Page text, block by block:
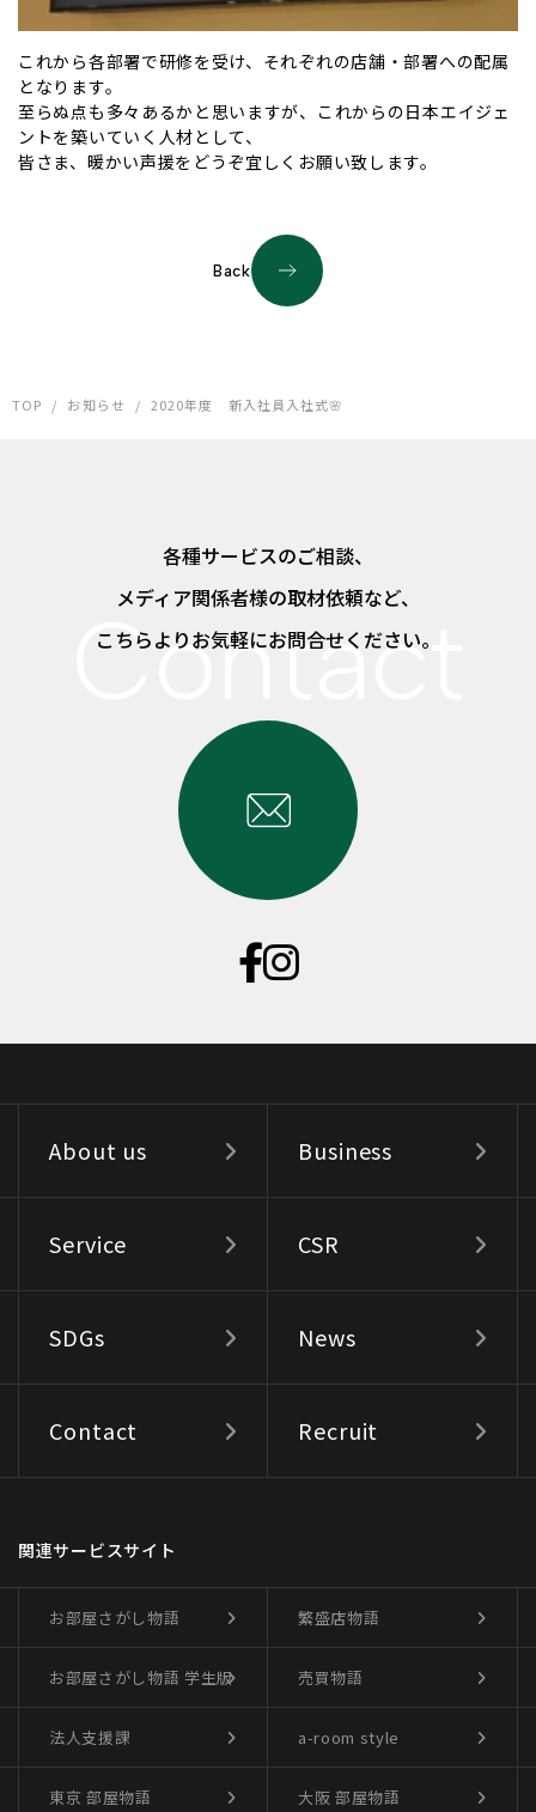
これから各部署で研修を受け、それぞれの店舗・部署への配属
となります。
至らぬ点も多々あるかと思いますが、これからの日本エイジェ
ントを築いていく人材として、
皆さま、暖かい声援をどうぞ宜しくお願い致します。
Back
TOP / お知らせ / 2020年度 新入社員入社式🌸
各種サービスのご相談、
メディア関係者様の取材依頼など、
こちらよりお気軽にお問合せください。
About us Business
Service CSR
SDGs News
Contact Recruit
関連サービスサイト
お部屋さがし物語 繁盛店物語
お部屋さがし物語 学生版 売買物語
法人支援課 a-room style
東京 部屋物語 大阪 部屋物語